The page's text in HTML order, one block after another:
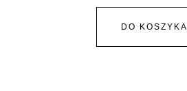
DO KOSZYKA